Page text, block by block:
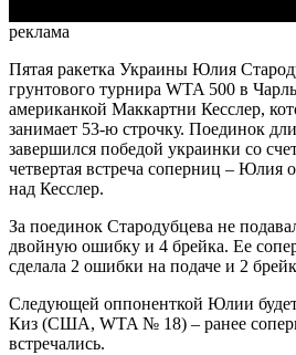
реклама
Пятая ракетка Украины Юлия
грунтового турнира WTA 500 в
американкой Маккартни Кесслер,
занимает 53-ю строчку. Поединок
завершился победой украинки со
четвертая встреча соперниц – Юлия
над Кесслер.
За поединок Стародубцева не
двойную ошибку и 4 брейка. Ее
сделала 2 ошибки на подаче и 2
Следующей оппоненткой Юлии будет
Киз (США, WTA № 18) – ранее
встречались.